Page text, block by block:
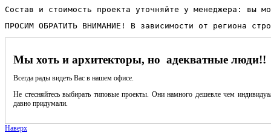
Состав и стоимость проекта уточняйте у менеджера:
ПРОСИМ ОБРАТИТЬ ВНИМАНИЕ! В зависимости от региона
Мы хоть и архитекторы, но адекватные люди!!
Всегда рады видеть Вас в нашем офисе.
Не стесняйтесь выбирать типовые проекты. Они намного дешевле чем
давно придумали.
Наверх